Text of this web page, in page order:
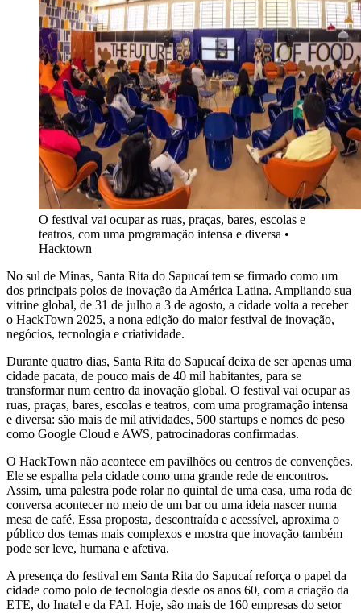
O festival vai ocupar as ruas, praças, bares, escolas e
teatros, com uma programação intensa e diversa •
Hacktown
No sul de Minas, Santa Rita do Sapucaí tem se firmado como um
dos principais polos de inovação da América Latina. Ampliando sua
vitrine global, de 31 de julho a 3 de agosto, a cidade volta a receber
o HackTown 2025, a nona edição do maior festival de inovação,
negócios, tecnologia e criatividade.
Durante quatro dias, Santa Rita do Sapucaí deixa de ser apenas uma
cidade pacata, de pouco mais de 40 mil habitantes, para se
transformar num centro da inovação global. O festival vai ocupar as
ruas, praças, bares, escolas e teatros, com uma programação intensa
e diversa: são mais de mil atividades, 500 startups e nomes de peso
como Google Cloud e AWS, patrocinadoras confirmadas.
O HackTown não acontece em pavilhões ou centros de convenções.
Ele se espalha pela cidade como uma grande rede de encontros.
Assim, uma palestra pode rolar no quintal de uma casa, uma roda de
conversa acontecer no meio de um bar ou uma ideia nascer numa
mesa de café. Essa proposta, descontraída e acessível, aproxima o
público dos temas mais complexos e mostra que inovação também
pode ser leve, humana e afetiva.
A presença do festival em Santa Rita do Sapucaí reforça o papel da
cidade como polo de tecnologia desde os anos 60, com a criação da
ETE, do Inatel e da FAI. Hoje, são mais de 160 empresas do setor